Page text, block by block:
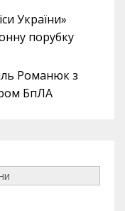
України»
порубку
Романюк з
БпЛА